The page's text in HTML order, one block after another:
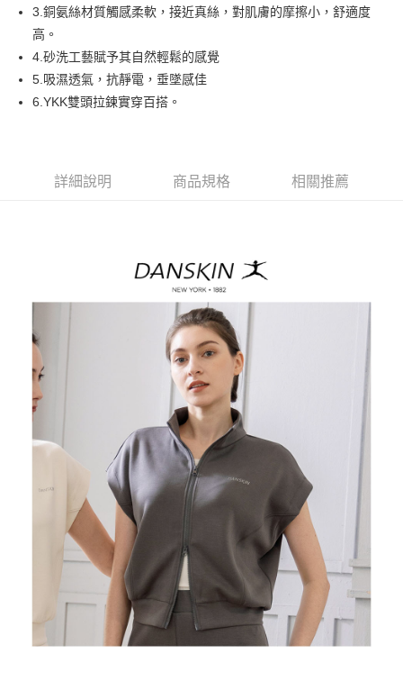
相關說明
【關於「AFTEE先享後付」】
AFTEE先享後付是「在收到商品之後才付款」的支付方式。 讓您購物簡單
便利好安心！
１．簡單：不需註冊會員、不需綁卡、不需儲值。
２．便利：只要手機號碼，簡訊認證，即可結帳。
３．安心：先確認商品／服務後，再付款。
結帳頁面，進行簡訊認證並確認金額後，即可完成結帳。
２．訂單成立數日內，您將收到繳費通知簡訊。
※ 交易是否成功請以「AFTEE先享後付 」之結帳頁面顯示為準，若有關於
是否繳費成功／繳費後需取消欲退款等相關疑問，請聯繫「AFTEE先享後付
https://netprotections.freshdesk.com/support/home
【注意事項】
１．透過由恩沛科技股份有限公司提供之「AFTEE先享後付」服務完成之交
易，需依本服務之必要範圍內提供個人資料，並將交易相關給付款項請求債
權轉讓予恩沛科技股份有限公司。
２．關於個人資料處理事宜，請瀏覽以下網址：
https://aftee.tw/terms/#terms3
３．未成年的使用者請事先徵得法定代理人或監護人之同意方可使用
「AFTEE先享後付」，若未經同意申辦者引起之損失，本公司不負相關責
４．使用「AFTEE先享後付」時，將依據個別帳號之用戶狀況，依本公司即
時審查核予不同之上限額度；若仍有額度不足之情形，本公司將視審查結果
請求用戶進行身份認證。
５．嚴禁一人註冊多個帳號或使用他人資訊註冊。若發現惡意使用之情形，
恩沛科技股份有限公司將有權停止該用戶之使用額度並採取法律行動。
ATM付款
運送方式
付款後全家取貨
7-11取貨付款
免運費
付款後7-11取貨
免運費
3.銅氨絲材質觸感柔軟，接近真絲，對肌膚的摩擦小，舒適度
高。
4.砂洗工藝賦予其自然輕鬆的感覺
5.吸濕透氣，抗靜電，垂墜感佳
6.YKK雙頭拉鍊實穿百搭。
詳細說明 商品規格 相關推薦